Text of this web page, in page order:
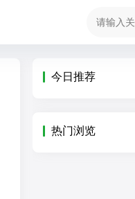
今日推荐
热门浏览